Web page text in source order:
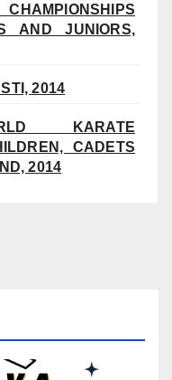
AND JUNIORS,
2014
KARATE
CADETS
2014